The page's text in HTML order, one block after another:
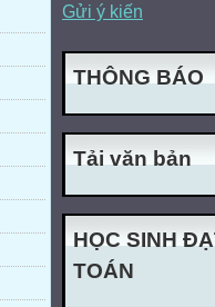
Gửi ý kiến
THÔNG BÁO
Tải văn bản
HỌC SINH
TOÁN